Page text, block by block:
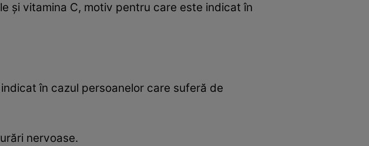
şi vitamina C, motiv pentru care este indicat în
în cazul persoanelor care suferă de
nervoase.